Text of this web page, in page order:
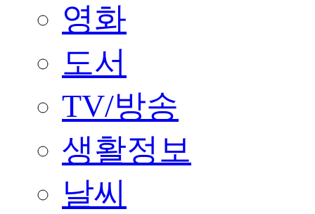
영화
도서
TV/방송
생활정보
날씨